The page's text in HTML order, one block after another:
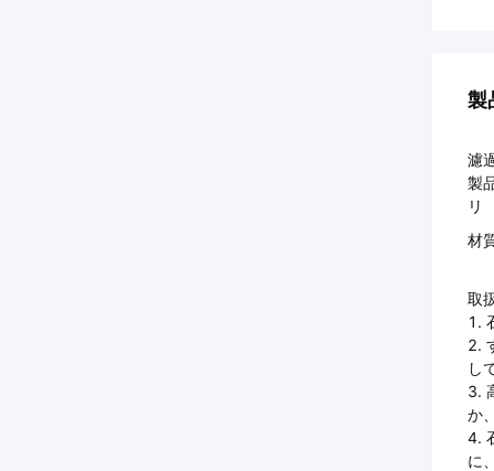
製
濾
製
リ
材
取
1.
2.
し
3.
か
4.
に